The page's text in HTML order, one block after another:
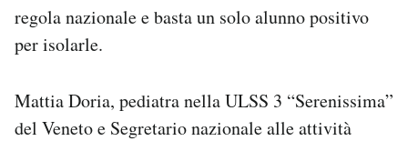
regola nazionale e basta un solo alunno positivo
per isolarle.
Mattia Doria, pediatra nella ULSS 3 “Serenissima”
del Veneto e Segretario nazionale alle attività